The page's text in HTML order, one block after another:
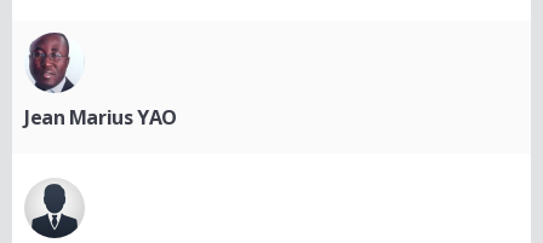
Jean Marius YAO